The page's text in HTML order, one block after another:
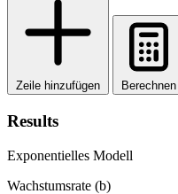
Zeile hinzufügen Berechnen
Results
Exponentielles Modell
Wachstumsrate (b)